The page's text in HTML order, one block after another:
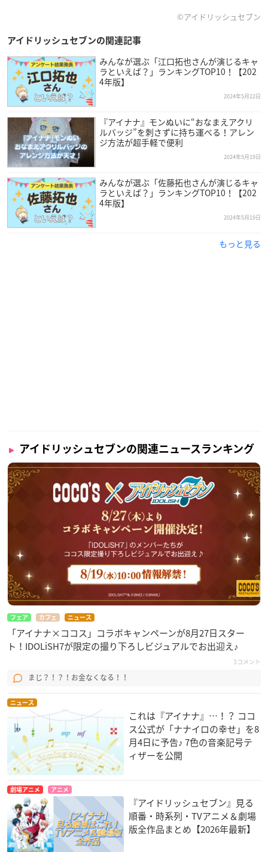
©︎アイドリッシュセブン
アイドリッシュセブンの関連記事
みんなが選ぶ「江口拓也さんが演じるキャ
ラといえば？」ランキングTOP10！【202
4年版】
2024年5月22日
『アイナナ』モンぬいに“おなまえアクリ
ルバッジ”を刺さずに持ち運べる！アレン
ジ方法が超手軽で便利
2024年5月19日
みんなが選ぶ「佐藤拓也さんが演じるキャ
ラといえば？」ランキングTOP10！【202
4年版】
2024年5月19日
もっと見る
アイドリッシュセブンの関連ニュースランキング
フェア カフェ ニュース
「アイナナ×ココス」コラボキャンペーンが8月27日スター
ト！IDOLiSH7が限定の撮り下ろしビジュアルでお出迎え♪
3コメント
まじ？！？！お金なくなる！！
ニュース
これは『アイナナ』…！？ ココ
ス公式が「ナナイロの幸せ」を8
月4日に予告♪ 7色の音楽記号テ
ィザーを公開
劇場アニメ アニメ
『アイドリッシュセブン』見る
順番・時系列・TVアニメ＆劇場
版全作品まとめ【2026年最新】